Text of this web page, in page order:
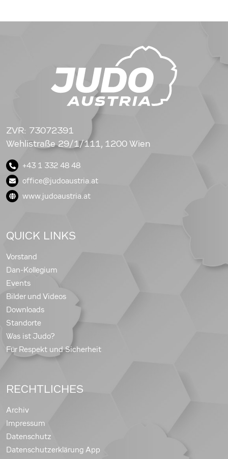
ZVR: 73072391
Wehlistraße 29/1/111, 1200 Wien
+43 1 332 48 48
office@judoaustria.at
www.judoaustria.at
QUICK LINKS
Vorstand
Dan-Kollegium
Events
Bilder und Videos
Downloads
Standorte
Was ist Judo?
Für Respekt und Sicherheit
RECHTLICHES
Archiv
Impressum
Datenschutz
Datenschutzerklärung App